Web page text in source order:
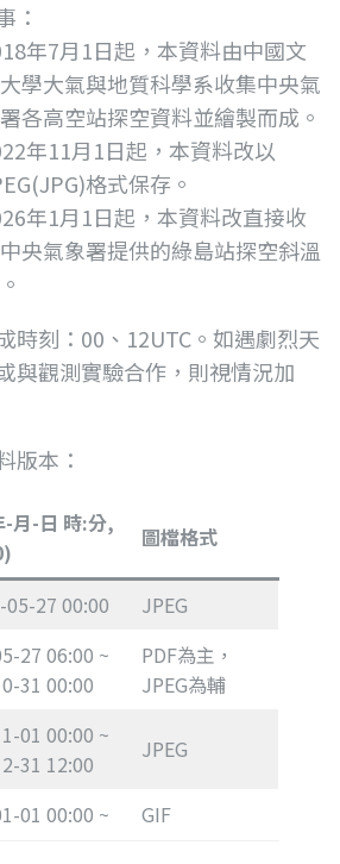
：
年7月1日起，本資料由中國文
學大氣與地質科學系收集中央氣
各高空站探空資料並繪製而成。
年11月1日起，本資料改以
格式保存。
年1月1日起，本資料改直接收
央氣象署提供的綠島站探空斜溫
時刻：00、12UTC。如遇劇烈天
與觀測實驗合作，則視情況加
版本：
-月-日 時:分,
圖檔格式
05-27 00:00
JPEG
27 06:00 ~
31 00:00
PDF為主，
JPEG為輔
01 00:00 ~
31 12:00
JPEG
01 00:00 ~ GIF